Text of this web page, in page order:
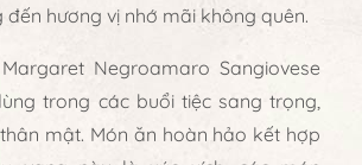
hương vị nhớ mãi không quên.
Negroamaro Sangiovese
trong các buổi tiệc sang trọng,
mật. Món ăn hoàn hảo kết hợp